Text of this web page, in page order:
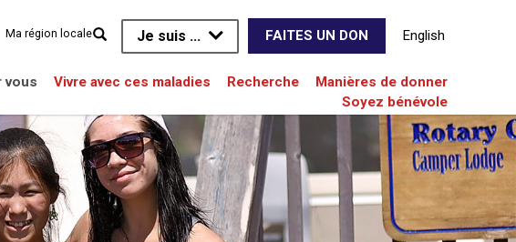
Je suis ... FAITES UN DON English
vous Vivre avec ces maladies Recherche
Manières de donner
Soyez bénévole
Ma région locale